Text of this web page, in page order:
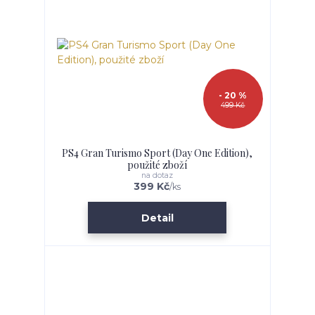
499 Kč
- 20 %
PS4 Gran Turismo Sport (Day One Edition),
použité zboží
399 Kč/ks
na dotaz
Detail